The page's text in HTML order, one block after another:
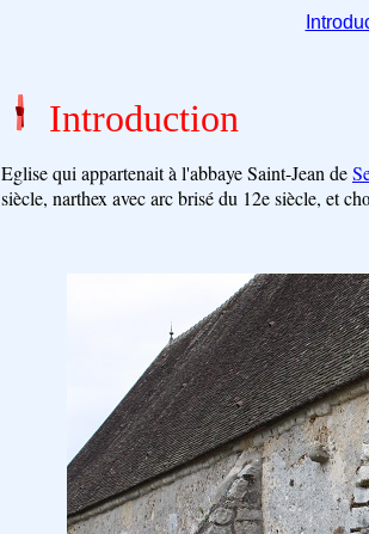
Introduction
Eglise qui appartenait à l'abbaye Saint-Jean de
siècle, narthex avec arc brisé du 12e siècle, et